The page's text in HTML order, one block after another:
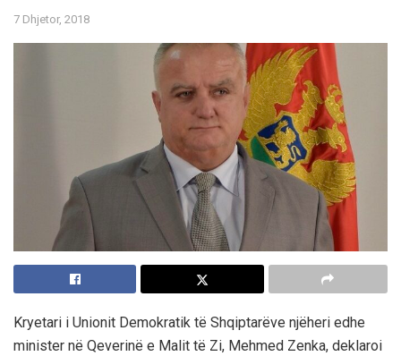
7 Dhjetor, 2018
Kryetari i Unionit Demokratik të Shqiptarëve njëheri edhe
minister në Qeverinë e Malit të Zi, Mehmed Zenka, deklaroi